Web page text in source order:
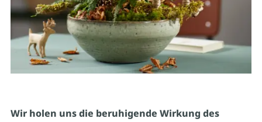
Wir holen uns die beruhigende Wirkung des